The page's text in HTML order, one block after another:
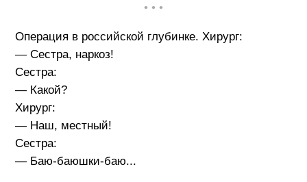
• • •
Операция в российской глубинке. Хирург:
— Сестра, наркоз!
Сестра:
— Какой?
Хирург:
— Наш, местный!
Сестра:
— Баю-баюшки-баю...